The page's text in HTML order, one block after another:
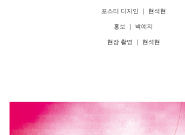
포스터 디자인 ｜ 현석현
홍보 ｜ 박예지
현장 촬영 ｜ 현석현